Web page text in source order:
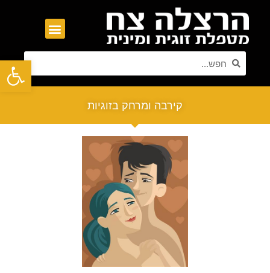
פתח סרגל נגישות
קירבה ומרחק בזוגיות